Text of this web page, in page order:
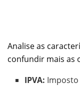
Analise as
confundir mais as
IPVA: